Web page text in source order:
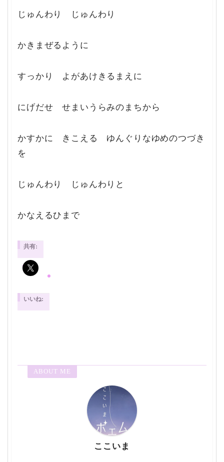
じゅんわり じゅんわり
かきまぜるように
すっかり よがあけきるまえに
にげだせ せまいうらみのまちから
かすかに きこえる ゆんぐりなゆめのつづき
を
じゅんわり じゅんわりと
かなえるひまで
共有:
いいね:
ABOUT ME
ここいま